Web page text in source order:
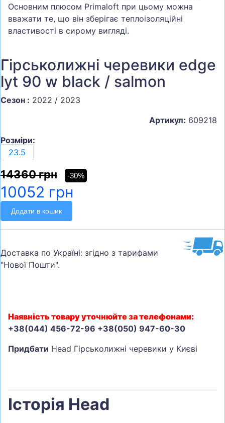
Основним плюсом Primaloft при цьому можна
вважати те, що він зберігає теплоізоляційні
властивості в сирому вигляді.
Гірськолижні черевики edge
lyt 90 w black / salmon
Сезон : 2022 / 2023
Артикул: 609218
Розміри:
23.5
14360 грн -30%
10052 грн
Додати в кошик
Доставка по Україні: згідно з тарифами
"Нової Пошти".
Наявність товару уточнюйте за телефонами:
+38(044) 456-72-96 +38(050) 947-60-30
Придбати Head Гірськолижні черевики у Києві
Історія Head